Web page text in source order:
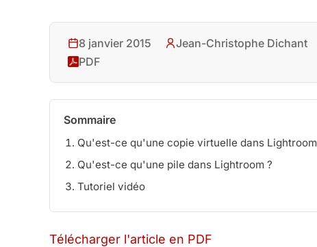
8 janvier 2015 Jean-Christophe Dichant
PDF
Sommaire
Qu'est-ce qu'une copie virtuelle dans
Qu'est-ce qu'une pile dans Lightroom ?
Tutoriel vidéo
Télécharger l'article en PDF